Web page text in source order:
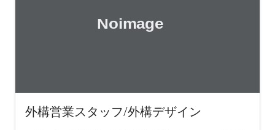
外構営業スタッフ/外構デザイン